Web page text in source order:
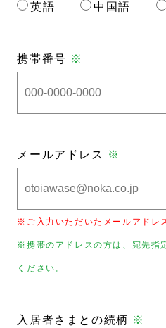
英語
中国語
携帯番号 ※
メールアドレス ※
※ご入力いただいたメールアドレ
※携帯のアドレスの方は、宛先
ください。
入居者さまとの続柄 ※